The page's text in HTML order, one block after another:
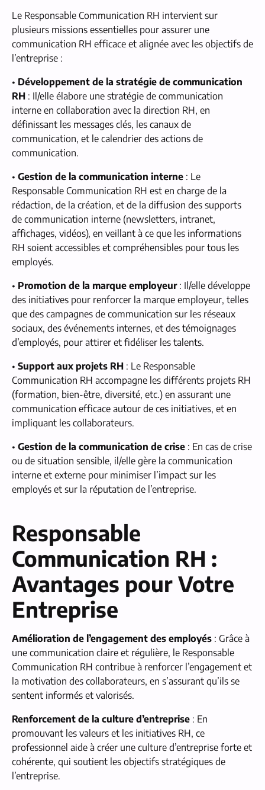
Le Responsable Communication RH intervient sur
plusieurs missions essentielles pour assurer une
communication RH efficace et alignée avec les objectifs de
l’entreprise :
• Développement de la stratégie de communication
RH : Il/elle élabore une stratégie de communication
interne en collaboration avec la direction RH, en
définissant les messages clés, les canaux de
communication, et le calendrier des actions de
communication.
• Gestion de la communication interne : Le
Responsable Communication RH est en charge de la
rédaction, de la création, et de la diffusion des supports
de communication interne (newsletters, intranet,
affichages, vidéos), en veillant à ce que les informations
RH soient accessibles et compréhensibles pour tous les
employés.
• Promotion de la marque employeur: Il/elle développe
des initiatives pour renforcer la marque employeur, telles
que des campagnes de communication sur les réseaux
sociaux, des événements internes, et des témoignages
d’employés, pour attirer et fidéliser les talents.
• Support aux projets RH : Le Responsable
Communication RH accompagne les différents projets RH
(formation, bien-être, diversité, etc.) en assurant une
communication efficace autour de ces initiatives, et en
impliquant les collaborateurs.
• Gestion de la communication de crise : En cas de crise
ou de situation sensible, il/elle gère la communication
interne et externe pour minimiser l’impact sur les
employés et sur la réputation de l’entreprise.
Responsable
Communication RH :
Avantages pour Votre
Entreprise
Amélioration de l’engagement des employés : Grâce à
une communication claire et régulière, le Responsable
Communication RH contribue à renforcer l’engagement et
la motivation des collaborateurs, en s’assurant qu’ils se
sentent informés et valorisés.
Renforcement de la culture d’entreprise : En
promouvant les valeurs et les initiatives RH, ce
professionnel aide à créer une culture d’entreprise forte et
cohérente, qui soutient les objectifs stratégiques de
l’entreprise.